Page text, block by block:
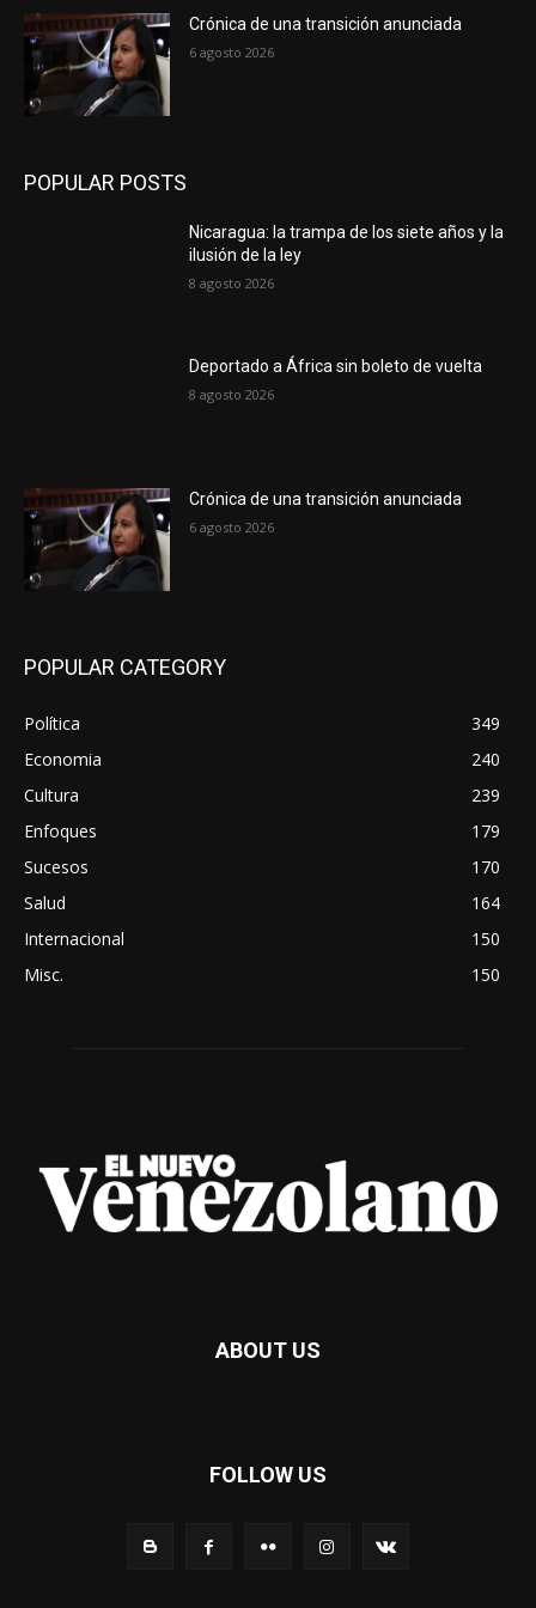
Crónica de una transición anunciada
6 agosto 2026
POPULAR POSTS
Nicaragua: la trampa de los siete años y la
ilusión de la ley
8 agosto 2026
Deportado a África sin boleto de vuelta
8 agosto 2026
Crónica de una transición anunciada
6 agosto 2026
POPULAR CATEGORY
Política
349
Economia
240
Cultura
239
Enfoques
179
Sucesos
170
Salud
164
Internacional
150
Misc.
150
ABOUT US
FOLLOW US